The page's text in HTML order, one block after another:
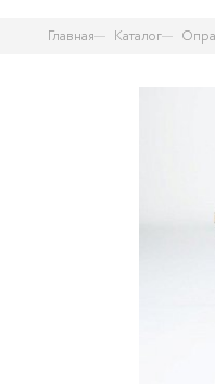
Главная Каталог